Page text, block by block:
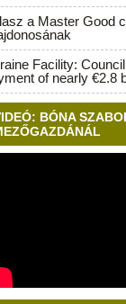
a Master Good
Facility:
of nearly €2.8
BÓNA